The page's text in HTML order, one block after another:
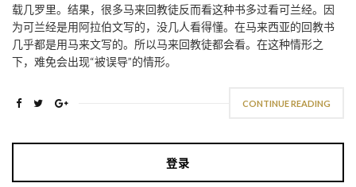
载几罗里。结果，很多马来回教徒反而看这种书多过看可兰经。因
为可兰经是用阿拉伯文写的，没几人看得懂。在马来西亚的回教书
几乎都是用马来文写的。所以马来回教徒都会看。在这种情形之
下，难免会出现“被误导”的情形。
CONTINUE READING
登录